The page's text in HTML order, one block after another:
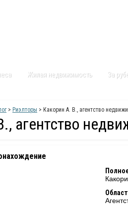
Жилая недвижимость За
> Риэлторы > Какорин А. В., агентство
агентство